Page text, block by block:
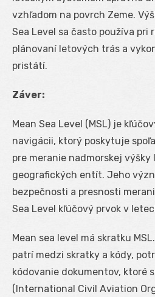
vzhľadom na povrch Zeme.
Sea Level sa často používa pri
plánovaní letových trás a
pristátí.
Záver:
Mean Sea Level (MSL) je
navigácii, ktorý poskytuje
pre meranie nadmorskej
geografických entít. Jeho
bezpečnosti a presnosti
Sea Level kľúčový prvok v
Mean sea level má skratku
patrí medzi skratky a kódy,
kódovanie dokumentov, ktoré
(International Civil Aviation